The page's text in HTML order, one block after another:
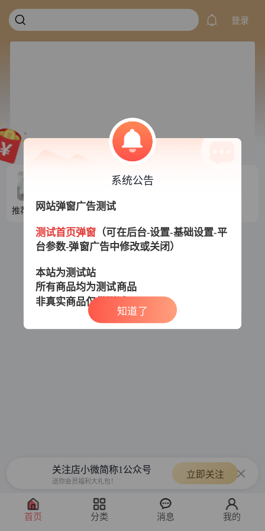
登录
推荐目录1 推荐目录2 推荐目录3
关注店小微简称1公众号
送你会员福利大礼包！
立即关注
系统公告
网站弹窗广告测试
测试首页弹窗 （可在后台-设置-基础设置-平
台参数-弹窗广告中修改或关闭）
本站为测试站
所有商品均为测试商品
非真实商品仅供测试
知道了
首页 分类 消息 我的